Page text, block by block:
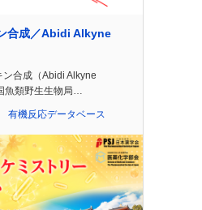
合成／Abidi Alkyne
合成（Abidi Alkyne
魚類野生生物局…
機反応データベース